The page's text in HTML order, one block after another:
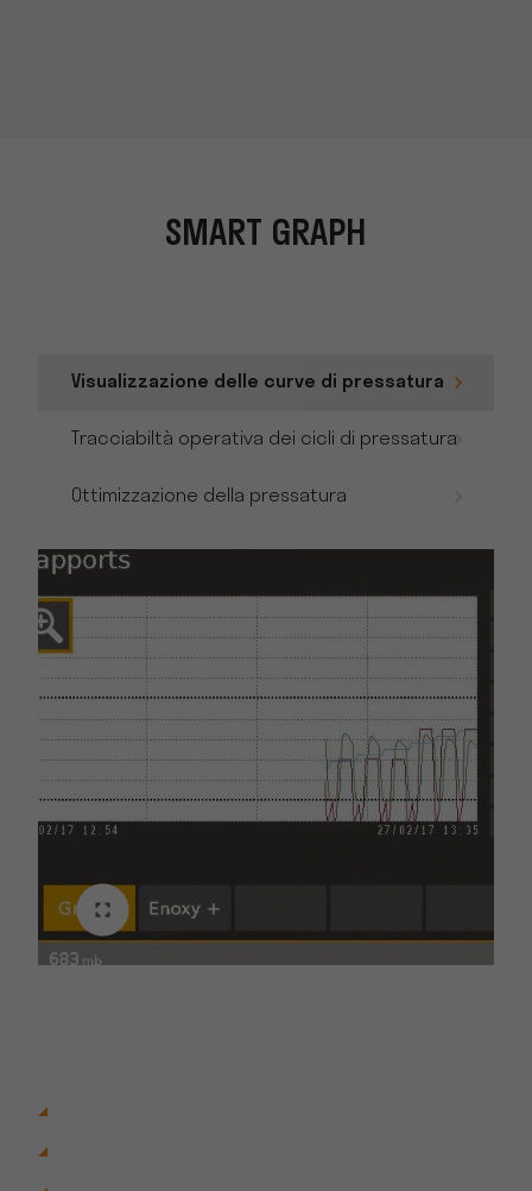
SMART GRAPH
Visualizzazione delle curve di pressatura
Tracciabiltà operativa dei cicli di pressatura
Ottimizzazione della pressatura